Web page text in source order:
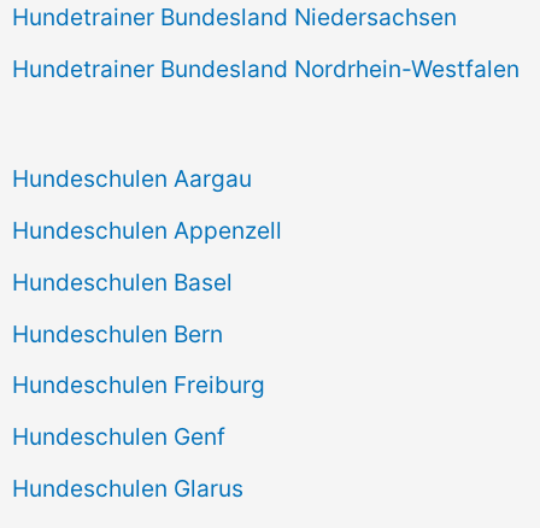
Hundetrainer Bundesland Niedersachsen
Hundetrainer Bundesland Nordrhein-Westfalen
Hundeschulen Aargau
Hundeschulen Appenzell
Hundeschulen Basel
Hundeschulen Bern
Hundeschulen Freiburg
Hundeschulen Genf
Hundeschulen Glarus